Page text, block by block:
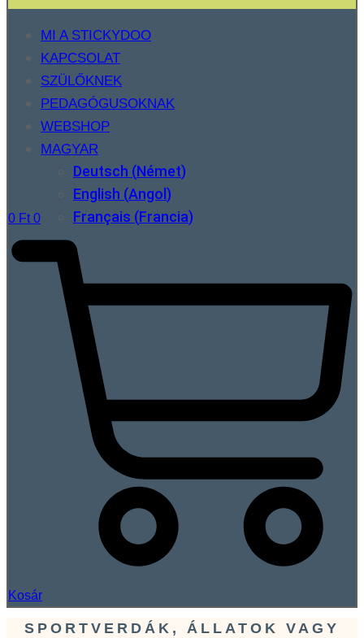
MI A STICKYDOO
KAPCSOLAT
SZÜLŐKNEK
PEDAGÓGUSOKNAK
WEBSHOP
MAGYAR
Deutsch (Német)
English (Angol )
Français (Francia)
0 Ft 0
Kosár
SPORTVERDÁK, ÁLLATOK VAGY